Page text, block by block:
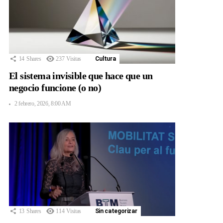
14 Shares 237 Visitas Cultura
El sistema invisible que hace que un
negocio funcione (o no)
2 febrero, 2026, 8:00 AM
13 Shares 114 Visitas Sin categorizar